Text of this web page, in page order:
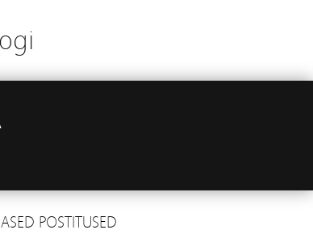
POSTITUSED